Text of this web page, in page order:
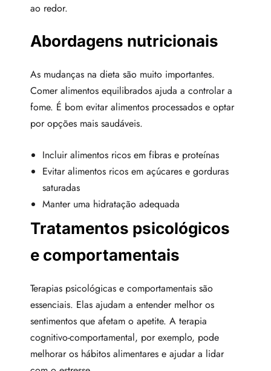
ao redor.
Abordagens nutricionais
As mudanças na dieta são muito importantes.
Comer alimentos equilibrados ajuda a controlar a
fome. É bom evitar alimentos processados e optar
por opções mais saudáveis.
Incluir alimentos ricos em fibras e proteínas
Evitar alimentos ricos em açúcares e gorduras
saturadas
Manter uma hidratação adequada
Tratamentos psicológicos
e comportamentais
Terapias psicológicas e comportamentais são
essenciais. Elas ajudam a entender melhor os
sentimentos que afetam o apetite. A terapia
cognitivo-comportamental, por exemplo, pode
melhorar os hábitos alimentares e ajudar a lidar